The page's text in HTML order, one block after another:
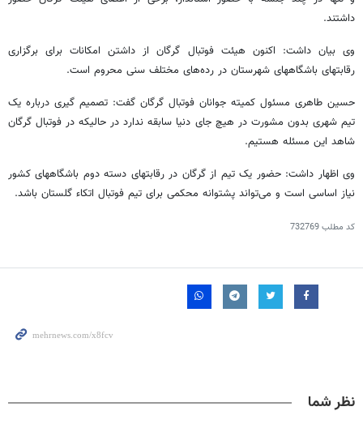
داشتند.
وی بیان داشت: اکنون هیئت فوتبال گرگان از داشتن امکانات برای برگزاری
رقابتهای باشگاههای شهرستان در رده‌های مختلف سنی محروم است.
حسین طاهری مسئول کمیته جوانان فوتبال گرگان گفت: تصمیم گیری درباره یک
تیم شهری بدون مشورت در هیچ جای دنیا سابقه ندارد در حالیکه در فوتبال گرگان
شاهد این مسئله هستیم.
وی اظهار داشت: حضور یک تیم از گرگان در رقابتهای دسته دوم باشگاههای کشور
نیاز اساسی است و می‌تواند پشتوانه محکمی برای تیم فوتبال اتکاء گلستان باشد.
کد مطلب732769
نظر شما